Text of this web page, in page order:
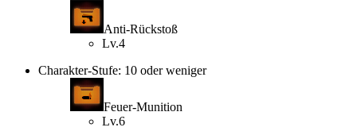
Anti-Rückstoß
Lv.4
Charakter-Stufe: 10 oder weniger
Feuer-Munition
Lv.6